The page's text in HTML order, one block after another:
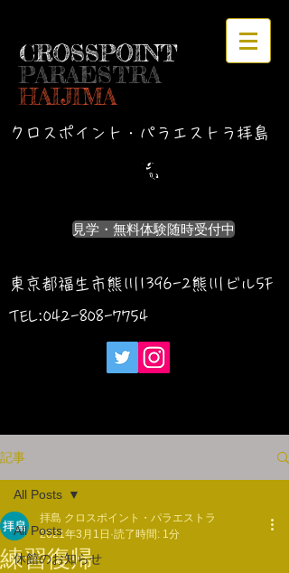
CROSSPOINT
PARAESTRA
HAIJIMA
クロスポイント・パラエストラ拝島
見学・無料体験随時受付中
東京都福生市熊川1396-2熊川ビル5F
TEL:042-808-7754
記事
All Posts
休館のお知らせ
All Posts
練習復帰
拝島 クロスポイント・パラエストラ
2021年3月1日 読了時間: 1分